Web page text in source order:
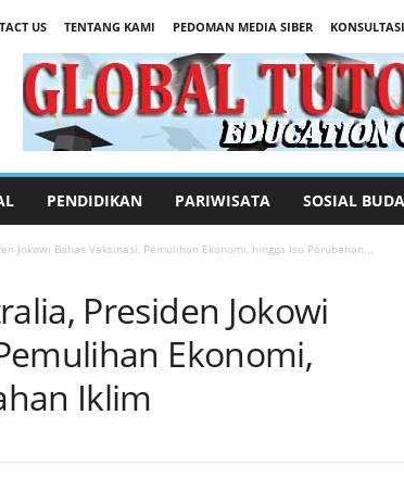
US TENTANG KAMI PEDOMAN MEDIA SIBER
PENDIDIKAN PARIWISATA SOSIAL
Jokowi Bahas Vaksinasi, Pemulihan Ekonomi, hingga Isu Perubahan...
Presiden Jokowi
Ekonomi,
Iklim